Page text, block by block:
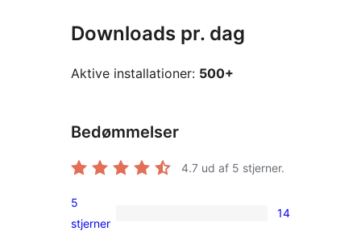
Downloads pr. dag
Aktive installationer: 500+
Bedømmelser
4.7 ud af 5 stjerner.
14
5
stjerner
14